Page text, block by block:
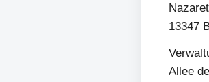
13347
Allee